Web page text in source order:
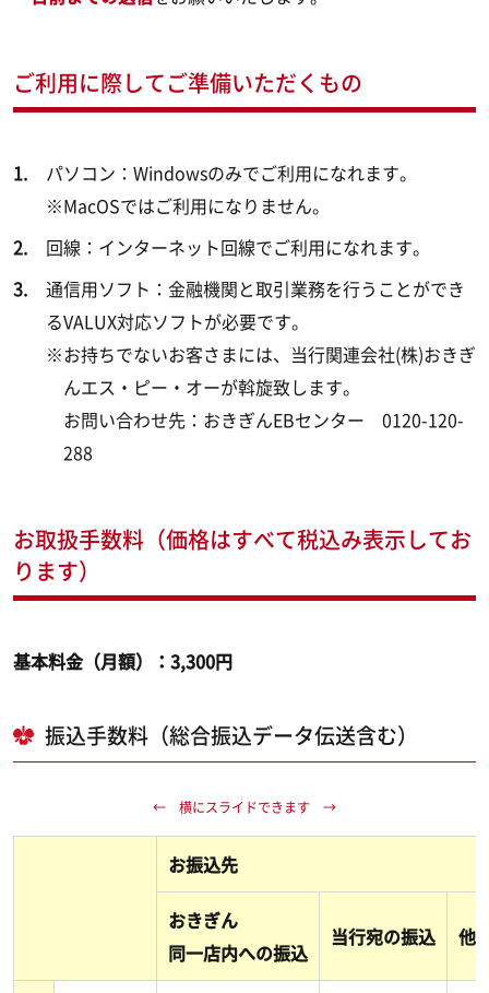
ご利用に際してご準備いただくもの
パソコン：Windowsのみでご利用になれます。
※MacOSではご利用になりません。
回線：インターネット回線でご利用になれます。
通信用ソフト：金融機関と取引業務を行うことができ
るVALUX対応ソフトが必要です。
※お持ちでないお客さまには、当行関連会社(株)おきぎ
んエス・ピー・オーが斡旋致します。
お問い合わせ先：おきぎんEBセンター 0120-120-
288
お取扱手数料（価格はすべて税込み表示してお
ります）
基本料金（月額）：3,300円
振込手数料（総合振込データ伝送含む）
お振込先
おきぎん
同一店内への振込
当行宛の振込 他